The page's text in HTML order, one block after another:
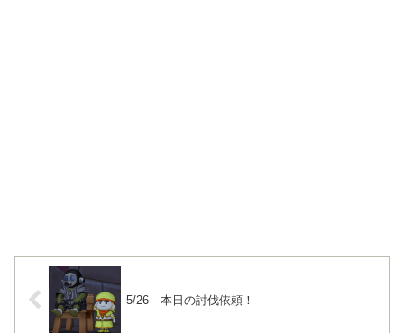
5/26 本日の討伐依頼！